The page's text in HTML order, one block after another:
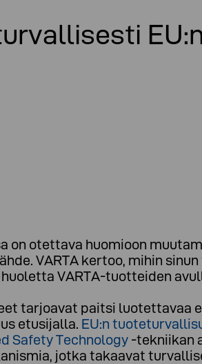
on otettava huomioon
VARTA kertoo, mihin
VARTA-tuotteiden
tarjoavat paitsi luotettavaa
etusijalla. EU:n
Safety Technology -tekniikan
jotka takaavat